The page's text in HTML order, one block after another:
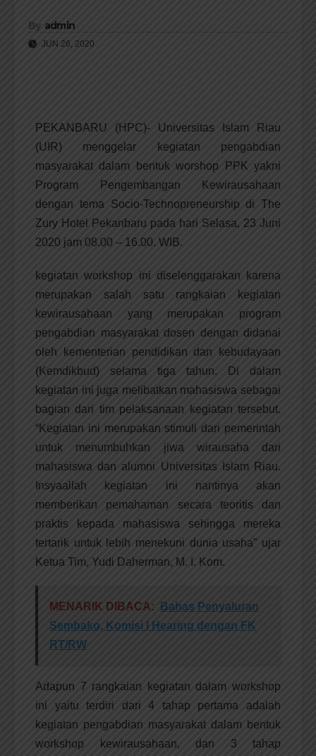
By admin
JUN 26, 2020
PEKANBARU (HPC)- Universitas Islam Riau
(UIR) menggelar kegiatan pengabdian
masyarakat dalam bentuk worshop PPK yakni
Program Pengembangan Kewirausahaan
dengan tema Socio-Technopreneurship di The
Zury Hotel Pekanbaru pada hari Selasa, 23 Juni
2020 jam 08.00 – 16.00. WIB.
kegiatan workshop ini diselenggarakan karena
merupakan salah satu rangkaian kegiatan
kewirausahaan yang merupakan program
pengabdian masyarakat dosen dengan didanai
oleh kementerian pendidikan dan kebudayaan
(Kemdikbud) selama tiga tahun. Di dalam
kegiatan ini juga melibatkan mahasiswa sebagai
bagian dari tim pelaksanaan kegiatan tersebut.
“Kegiatan ini merupakan stimuli dari pemerintah
untuk menumbuhkan jiwa wirausaha dari
mahasiswa dan alumni Universitas Islam Riau.
Insyaallah kegiatan ini nantinya akan
memberikan pemahaman secara teoritis dan
praktis kepada mahasiswa sehingga mereka
tertarik untuk lebih menekuni dunia usaha” ujar
Ketua Tim, Yudi Daherman, M. I. Kom.
MENARIK DIBACA:
Bahas Penyaluran
Sembako, Komisi I Hearing dengan FK
RT/RW
Adapun 7 rangkaian kegiatan dalam workshop
ini yaitu terdiri dari 4 tahap pertama adalah
kegiatan pengabdian masyarakat dalam bentuk
workshop kewirausahaan, dan 3 tahap